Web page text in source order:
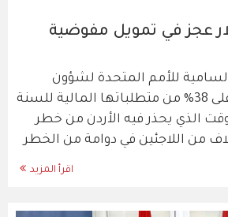
دولار عجز في تمويل مفوضية
للأمم المتحدة لشؤون
اللاجئين في الأردن على 38% من متطلباتها المالية للسنة
في الوقت الذي يحذر فيه الأردن من خطر
من اللاجئين في دوامة من الخطر
اقرأ المزيد